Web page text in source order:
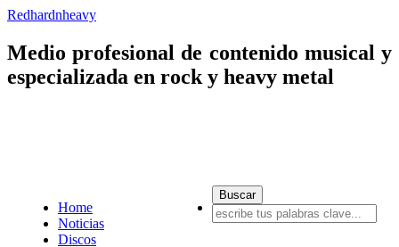
Redhardnheavy
Medio profesional de contenido musical y
especializada en rock y heavy metal
Home
Noticias
Discos